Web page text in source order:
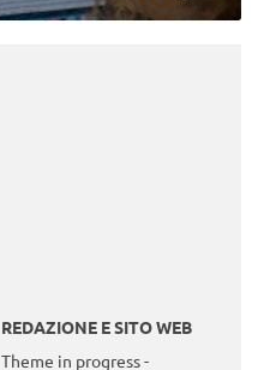
REDAZIONE E SITO WEB
Theme in progress -